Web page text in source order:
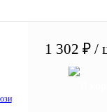
1 302 ₽ /